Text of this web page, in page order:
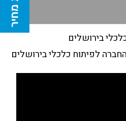
בירושלים
לפיתוח כלכלי בירושלים